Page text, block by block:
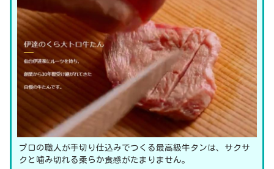
プロの職人が手切り仕込みでつくる最高級牛タンは、サクサ
クと噛み切れる柔らか食感がたまりません。